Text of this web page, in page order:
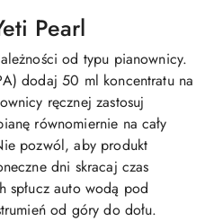
Pearl
od typu pianownicy.
dodaj 50 ml koncentratu na
ręcznej zastosuj
równomiernie na cały
pozwól, aby produkt
dni skracaj czas
spłucz auto wodą pod
od góry do dołu.